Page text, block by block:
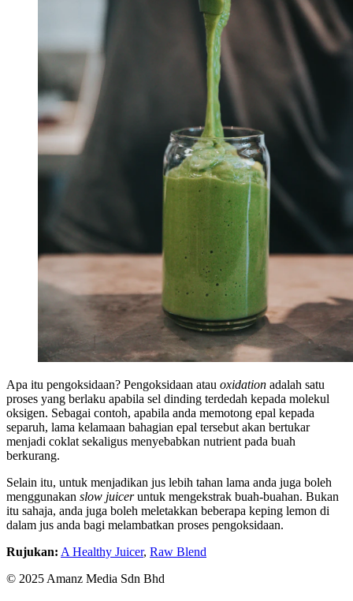
Apa itu pengoksidaan? Pengoksidaan atau oxidation adalah satu
proses yang berlaku apabila sel dinding terdedah kepada molekul
oksigen. Sebagai contoh, apabila anda memotong epal kepada
separuh, lama kelamaan bahagian epal tersebut akan bertukar
menjadi coklat sekaligus menyebabkan nutrient pada buah
berkurang.
Selain itu, untuk menjadikan jus lebih tahan lama anda juga boleh
menggunakan slow juiceruntuk mengekstrak buah-buahan. Bukan
itu sahaja, anda juga boleh meletakkan beberapa keping lemon di
dalam jus anda bagi melambatkan proses pengoksidaan.
Rujukan: A Healthy Juicer, Raw Blend
© 2025 Amanz Media Sdn Bhd